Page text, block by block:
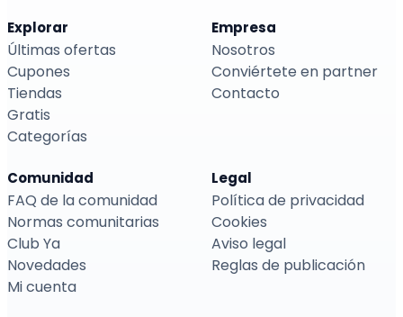
Explorar
Últimas ofertas
Cupones
Tiendas
Gratis
Categorías
Empresa
Nosotros
Conviértete en partner
Contacto
Comunidad
FAQ de la comunidad
Normas comunitarias
Club Ya
Novedades
Mi cuenta
Legal
Política de privacidad
Cookies
Aviso legal
Reglas de publicación